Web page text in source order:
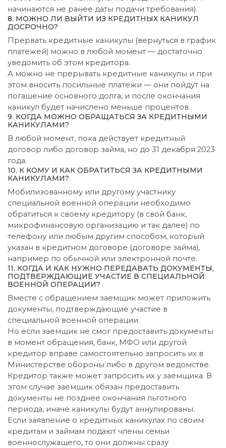
начинаются не ранее даты подачи требования).
8. МОЖНО ЛИ ВЫЙТИ ИЗ КРЕДИТНЫХ КАНИКУЛ
ДОСРОЧНО?
Прервать кредитные каникулы (вернуться в график
платежей) можно в любой момент — достаточно
уведомить об этом кредитора.
А можно не прерывать кредитные каникулы и при
этом вносить посильные платежи — они пойдут на
погашение основного долга, и после окончания
каникул будет начислено меньше процентов.
9. КОГДА МОЖНО ОБРАЩАТЬСЯ ЗА КРЕДИТНЫМИ
КАНИКУЛАМИ?
В любой момент, пока действует кредитный
договор либо договор займа, но до 31 декабря 2023
года.
10. К КОМУ И КАК ОБРАТИТЬСЯ ЗА КРЕДИТНЫМИ
КАНИКУЛАМИ?
Мобилизованному или другому участнику
специальной военной операции необходимо
обратиться к своему кредитору (в свой банк,
микрофинансовую организацию и так далее) по
телефону или любым другим способом, который
указан в кредитном договоре (договоре займа),
например по обычной или электронной почте.
11. КОГДА И КАК НУЖНО ПЕРЕДАВАТЬ ДОКУМЕНТЫ,
ПОДТВЕРЖДАЮЩИЕ УЧАСТИЕ В СПЕЦИАЛЬНОЙ
ВОЕННОЙ ОПЕРАЦИИ?
Вместе с обращением заемщик может приложить
документы, подтверждающие участие в
специальной военной операции.
Но если заемщик не смог предоставить документы
в момент обращения, банк, МФО или другой
кредитор вправе самостоятельно запросить их в
Министерстве обороны либо в другом ведомстве.
Кредитор также может запросить их у заемщика. В
этом случае заемщик обязан предоставить
документы не позднее окончания льготного
периода, иначе каникулы будут аннулированы.
Если заявление о кредитных каникулах по своим
кредитам и займам подают члены семьи
военнослужащего, то они должны сразу